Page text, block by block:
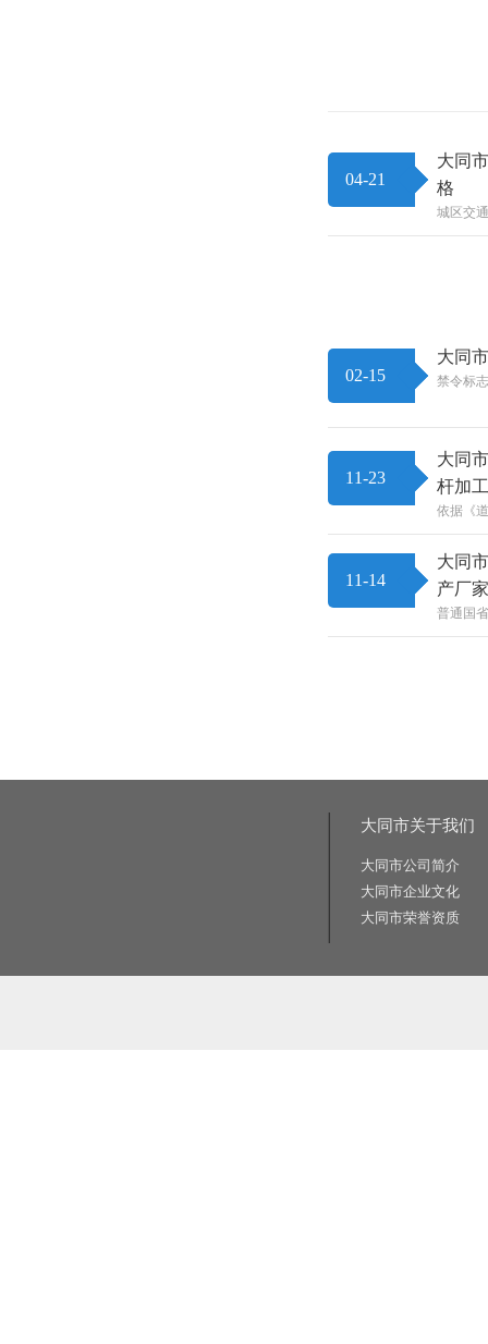
04-21
大同
格
城区交
02-15
大同
禁令标
11-23
大同
杆加工
依据《
11-14
大同
产厂家
普通国
大同市关于我们
大同市公司简介
大同市企业文化
大同市荣誉资质